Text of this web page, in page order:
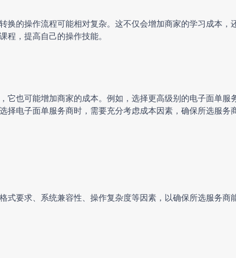
换的操作流程可能相对复杂。这不仅会增加商家的学习成本
程，提高自己的操作技能。
它也可能增加商家的成本。例如，选择更高级别的电子面单
电子面单服务商时，需要充分考虑成本因素，确保所选服务
式要求、系统兼容性、操作复杂度等因素，以确保所选服务